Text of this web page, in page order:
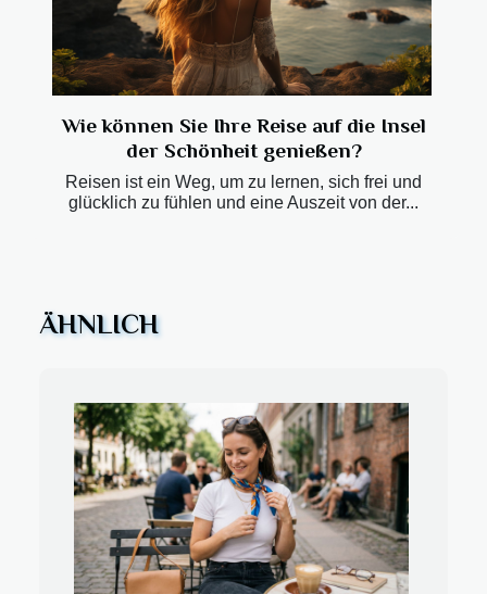
Wie können Sie Ihre Reise auf die Insel
der Schönheit genießen?
Reisen ist ein Weg, um zu lernen, sich frei und
glücklich zu fühlen und eine Auszeit von der...
ÄHNLICH